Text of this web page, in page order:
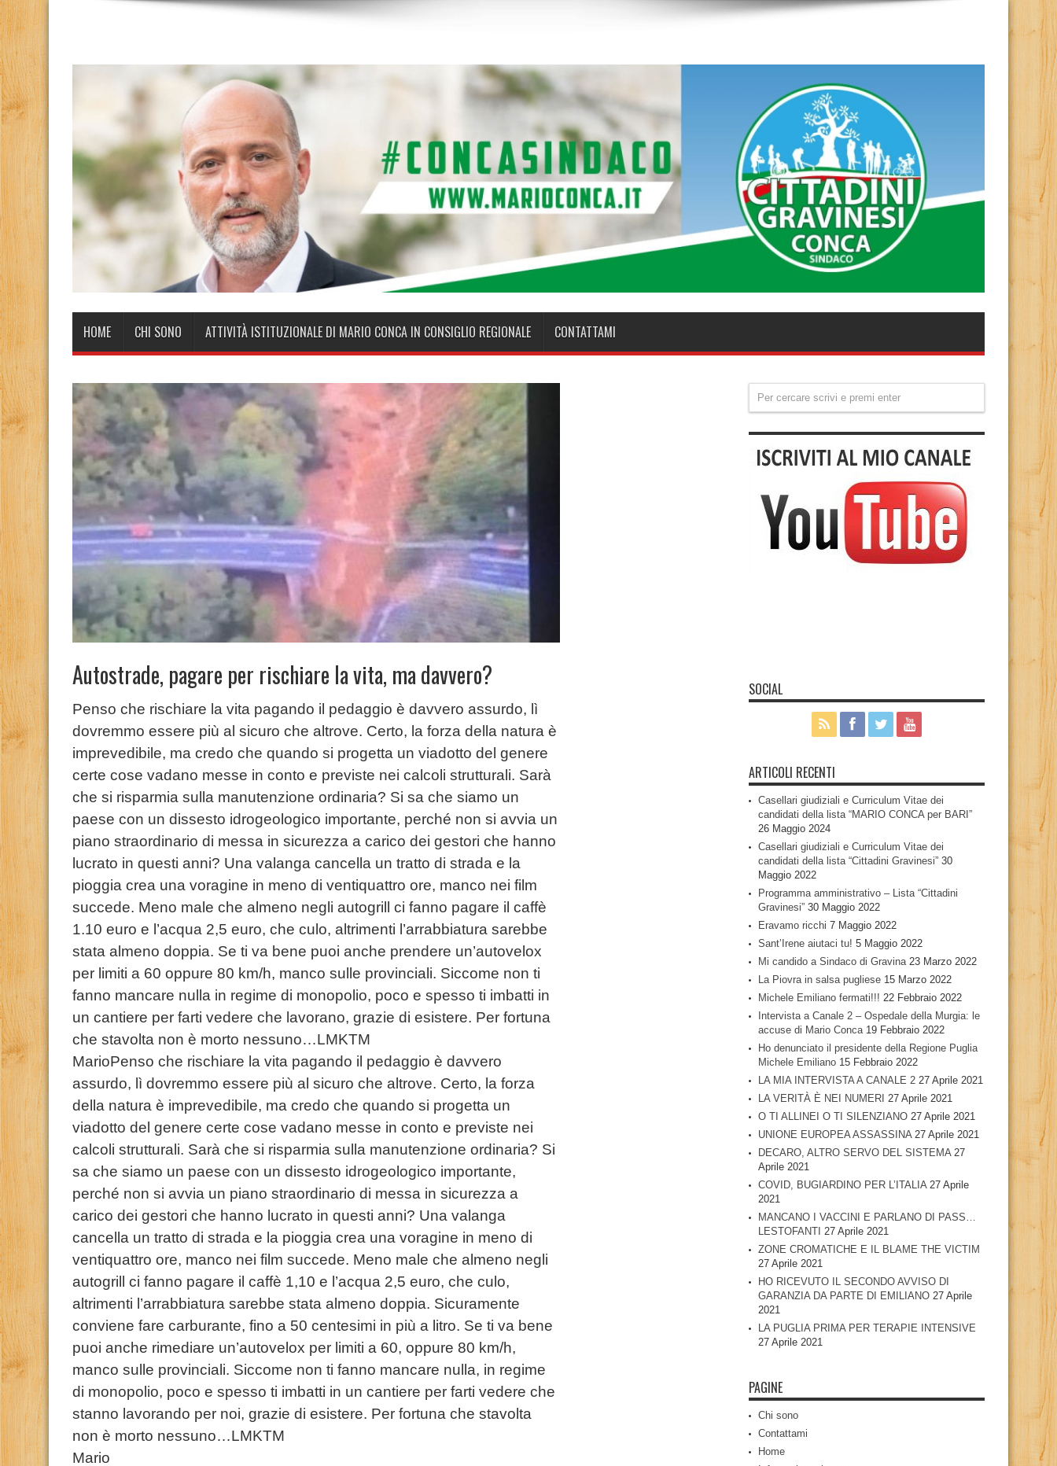
HOME CHI SONO ATTIVITÀ ISTITUZIONALE DI MARIO CONCA IN CONSIGLIO REGIONALE CONTATTAMI
Autostrade, pagare per rischiare la vita, ma davvero?
Penso che rischiare la vita pagando il pedaggio è davvero assurdo, lì
dovremmo essere più al sicuro che altrove. Certo, la forza della natura è
imprevedibile, ma credo che quando si progetta un viadotto del genere
certe cose vadano messe in conto e previste nei calcoli strutturali. Sarà
che si risparmia sulla manutenzione ordinaria? Si sa che siamo un
paese con un dissesto idrogeologico importante, perché non si avvia un
piano straordinario di messa in sicurezza a carico dei gestori che hanno
lucrato in questi anni? Una valanga cancella un tratto di strada e la
pioggia crea una voragine in meno di ventiquattro ore, manco nei film
succede. Meno male che almeno negli autogrill ci fanno pagare il caffè
1.10 euro e l’acqua 2,5 euro, che culo, altrimenti l’arrabbiatura sarebbe
stata almeno doppia. Se ti va bene puoi anche prendere un’autovelox
per limiti a 60 oppure 80 km/h, manco sulle provinciali. Siccome non ti
fanno mancare nulla in regime di monopolio, poco e spesso ti imbatti in
un cantiere per farti vedere che lavorano, grazie di esistere. Per fortuna
che stavolta non è morto nessuno…LMKTM
MarioPenso che rischiare la vita pagando il pedaggio è davvero
assurdo, lì dovremmo essere più al sicuro che altrove. Certo, la forza
della natura è imprevedibile, ma credo che quando si progetta un
viadotto del genere certe cose vadano messe in conto e previste nei
calcoli strutturali. Sarà che si risparmia sulla manutenzione ordinaria? Si
sa che siamo un paese con un dissesto idrogeologico importante,
perché non si avvia un piano straordinario di messa in sicurezza a
carico dei gestori che hanno lucrato in questi anni? Una valanga
cancella un tratto di strada e la pioggia crea una voragine in meno di
ventiquattro ore, manco nei film succede. Meno male che almeno negli
autogrill ci fanno pagare il caffè 1,10 e l’acqua 2,5 euro, che culo,
altrimenti l’arrabbiatura sarebbe stata almeno doppia. Sicuramente
conviene fare carburante, fino a 50 centesimi in più a litro. Se ti va bene
puoi anche rimediare un’autovelox per limiti a 60, oppure 80 km/h,
manco sulle provinciali. Siccome non ti fanno mancare nulla, in regime
di monopolio, poco e spesso ti imbatti in un cantiere per farti vedere che
stanno lavorando per noi, grazie di esistere. Per fortuna che stavolta
non è morto nessuno…LMKTM
Mario
SOCIAL
ARTICOLI RECENTI
Casellari giudiziali e Curriculum Vitae dei
candidati della lista “MARIO CONCA per BARI”
26 Maggio 2024
Casellari giudiziali e Curriculum Vitae dei
candidati della lista “Cittadini Gravinesi” 30
Maggio 2022
Programma amministrativo – Lista “Cittadini
Gravinesi” 30 Maggio 2022
Eravamo ricchi 7 Maggio 2022
Sant’Irene aiutaci tu! 5 Maggio 2022
Mi candido a Sindaco di Gravina 23 Marzo 2022
La Piovra in salsa pugliese 15 Marzo 2022
Michele Emiliano fermati!!! 22 Febbraio 2022
Intervista a Canale 2 – Ospedale della Murgia: le
accuse di Mario Conca 19 Febbraio 2022
Ho denunciato il presidente della Regione Puglia
Michele Emiliano 15 Febbraio 2022
LA MIA INTERVISTA A CANALE 2 27 Aprile 2021
LA VERITÀ È NEI NUMERI 27 Aprile 2021
O TI ALLINEI O TI SILENZIANO 27 Aprile 2021
UNIONE EUROPEA ASSASSINA 27 Aprile 2021
DECARO, ALTRO SERVO DEL SISTEMA 27
Aprile 2021
COVID, BUGIARDINO PER L’ITALIA 27 Aprile
2021
MANCANO I VACCINI E PARLANO DI PASS…
LESTOFANTI 27 Aprile 2021
ZONE CROMATICHE E IL BLAME THE VICTIM
27 Aprile 2021
HO RICEVUTO IL SECONDO AVVISO DI
GARANZIA DA PARTE DI EMILIANO 27 Aprile
2021
LA PUGLIA PRIMA PER TERAPIE INTENSIVE
27 Aprile 2021
PAGINE
Chi sono
Contattami
Home